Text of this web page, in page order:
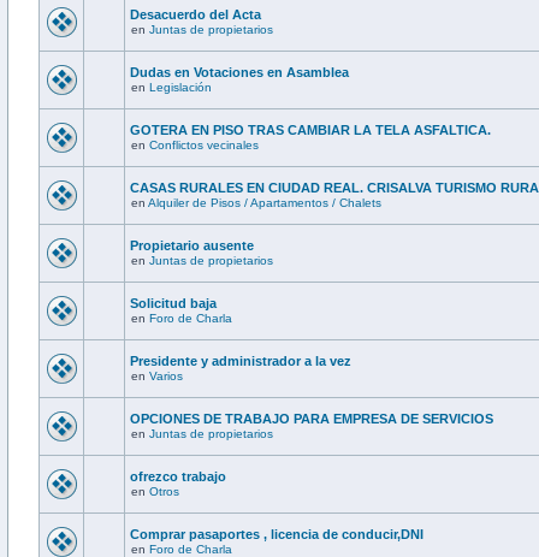
Desacuerdo del Acta
en Juntas de propietarios
Dudas en Votaciones en Asamblea
en Legislación
GOTERA EN PISO TRAS CAMBIAR LA TELA ASFALTICA.
en Conflictos vecinales
CASAS RURALES EN CIUDAD REAL. CRISALVA TURISMO
en Alquiler de Pisos / Apartamentos / Chalets
Propietario ausente
en Juntas de propietarios
Solicitud baja
en Foro de Charla
Presidente y administrador a la vez
en Varios
OPCIONES DE TRABAJO PARA EMPRESA DE SERVICIOS
en Juntas de propietarios
ofrezco trabajo
en Otros
Comprar pasaportes , licencia de conducir,DNI
en Foro de Charla